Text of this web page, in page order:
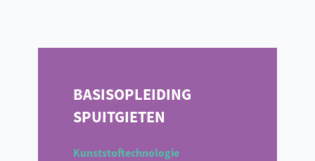
BASISOPLEIDING
SPUITGIETEN
Kunststoftechnologie